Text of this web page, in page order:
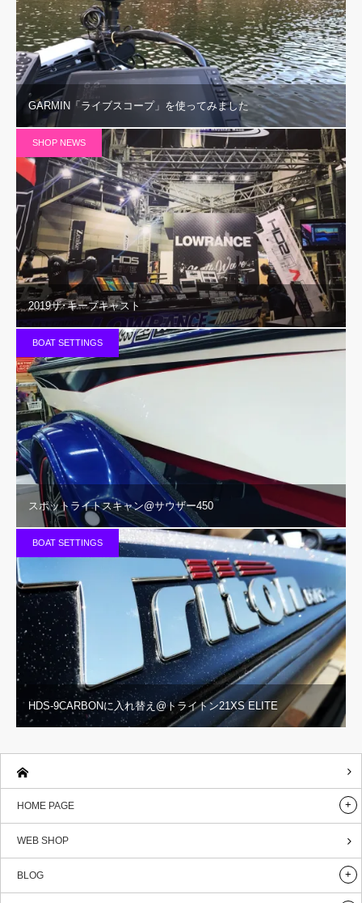
GARMIN「ライブスコープ」を使ってみました
SHOP NEWS
2019ザ･キープキャスト
BOAT SETTINGS
スポットライトスキャン@サウザー450
BOAT SETTINGS
HDS-9CARBONに入れ替え@トライトン21XS ELITE
HOME PAGE
WEB SHOP
BLOG